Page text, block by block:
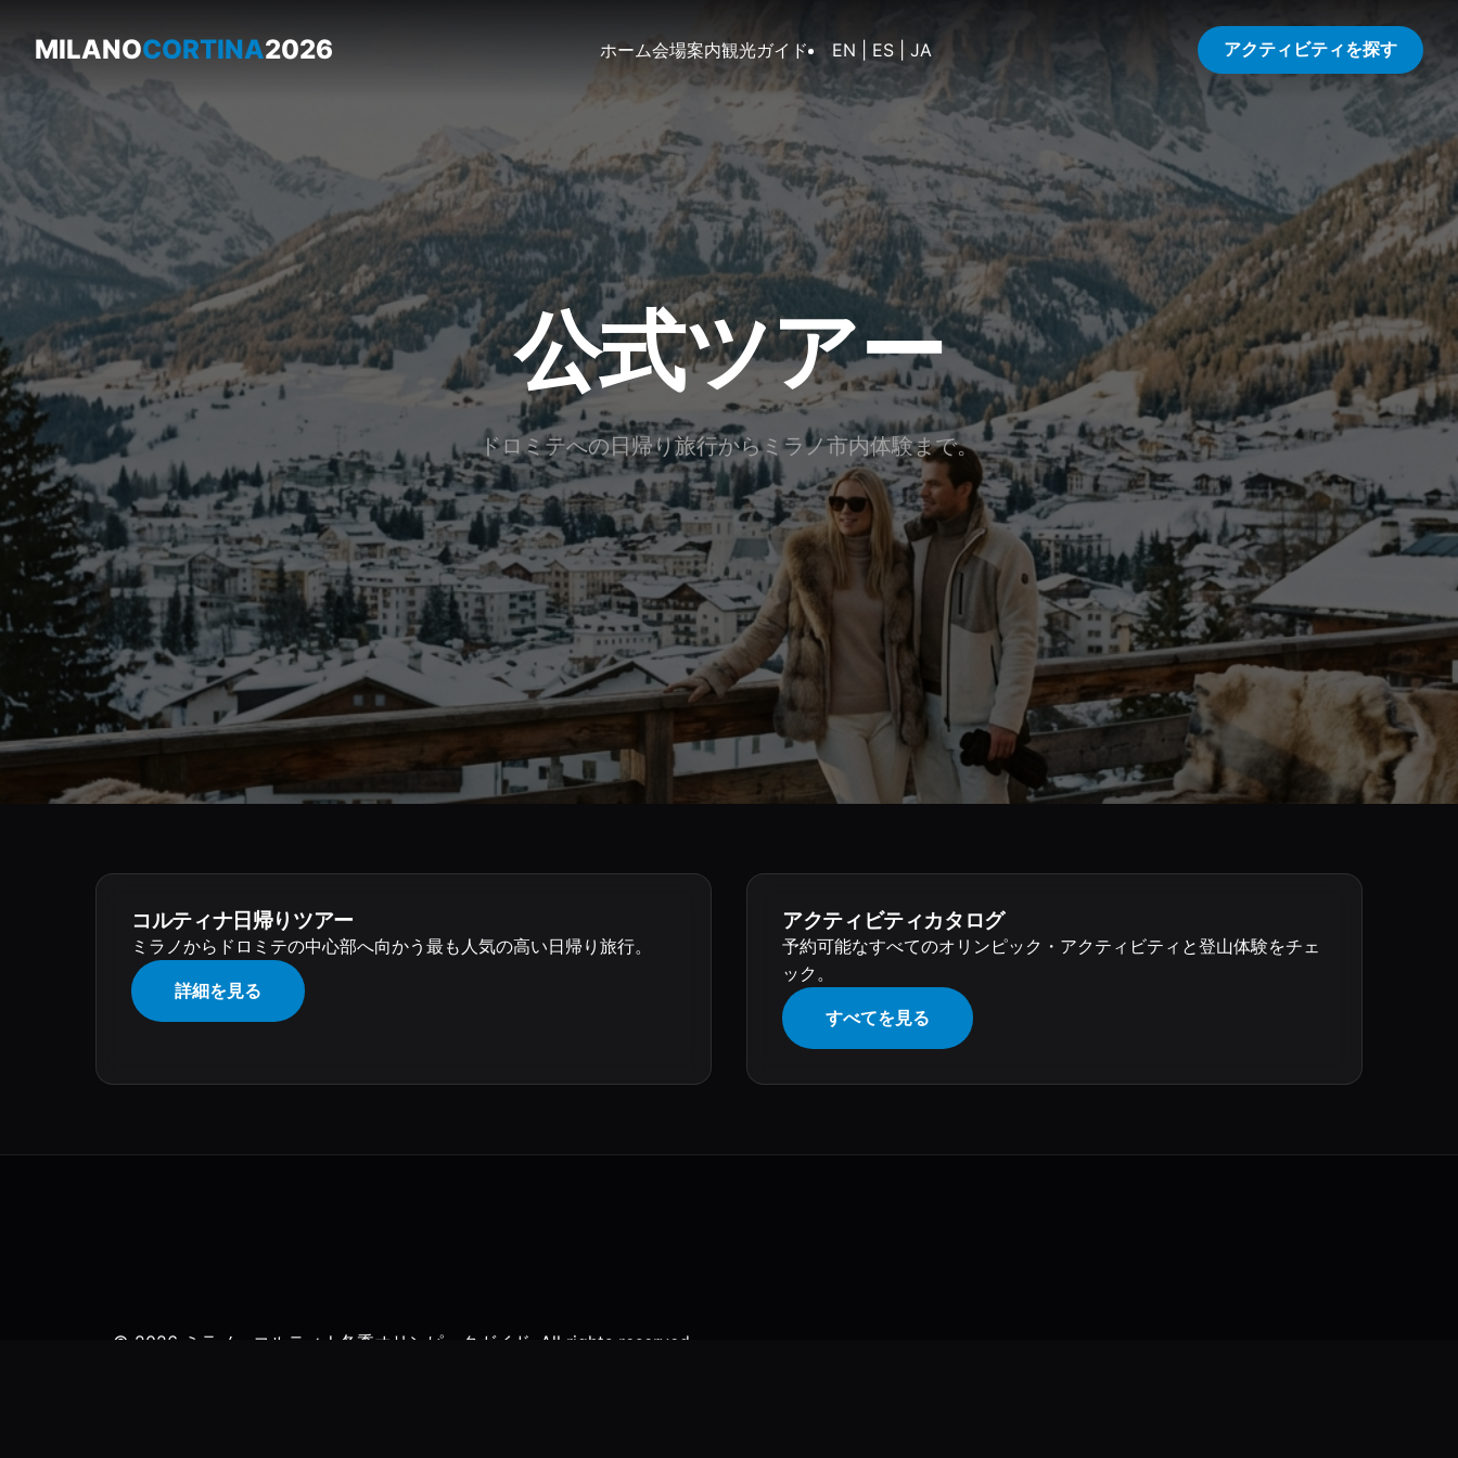
MILANOCORTINA2026 ホーム会場案内観光ガイド EN ES| JA アクティビティを探す
公式ツアー
ドロミテへの日帰り旅行からミラノ市内体験まで。
コルティナ日帰りツアー
ミラノからドロミテの中心部へ向かう最も人気の高い日帰り旅行。
詳細を見る
アクティビティカタログ
予約可能なすべてのオリンピック・アクティビティと登山体験をチェ
ック。
すべてを見る
© 2026 ミラノ・コルティナ冬季オリンピックガイド. All rights reserved.